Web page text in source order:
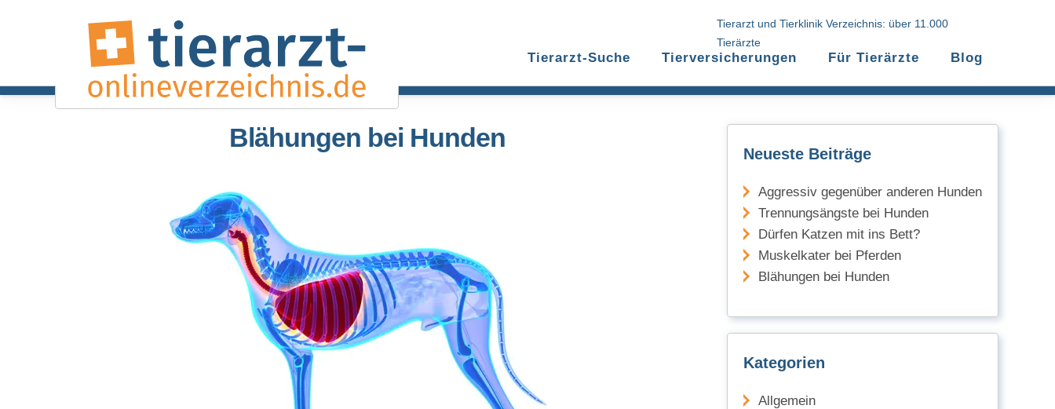
Tierarzt und Tierklinik Verzeichnis: über 11.000
Tierärzte
Tierarzt-Suche Tierversicherungen Für Tierärzte Blog
Blähungen bei Hunden
Neueste Beiträge
Aggressiv gegenüber anderen Hunden
Trennungsängste bei Hunden
Dürfen Katzen mit ins Bett?
Muskelkater bei Pferden
Blähungen bei Hunden
Kategorien
Allgemein